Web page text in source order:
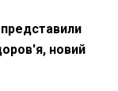
новий